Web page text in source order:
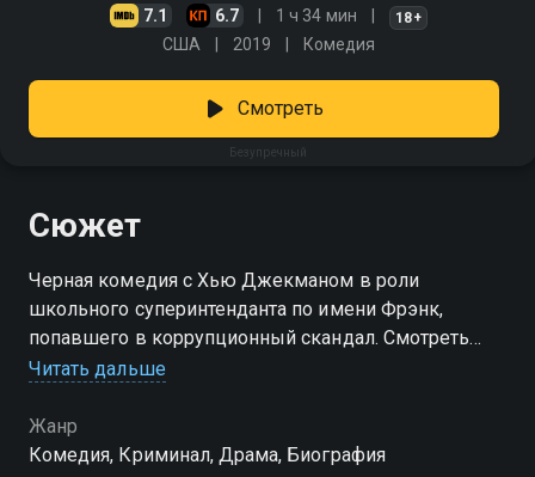
7.1 6.7 1 ч 34 мин 18+
США 2019 Комедия
Безупречный
Смотреть
Сюжет
Черная комедия с Хью Джекманом в роли
школьного суперинтенданта по имени Фрэнк,
попавшего в коррупционный скандал. Смотреть
сериал «Безупречный» онлайн в хорошем качестве
Читать дальше
Жанр
Комедия, Криминал, Драма, Биография